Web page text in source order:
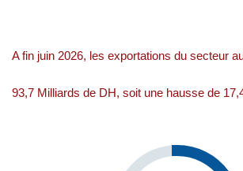
A fin juin 2026, les exportations du secteur
93,7 Milliards de DH, soit une